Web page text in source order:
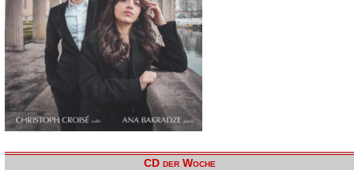
CD der Woche